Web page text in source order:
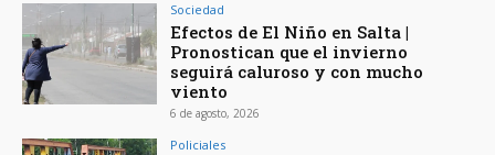
Sociedad
Efectos de El Niño en Salta |
Pronostican que el invierno
seguirá caluroso y con mucho
viento
6 de agosto, 2026
Policiales